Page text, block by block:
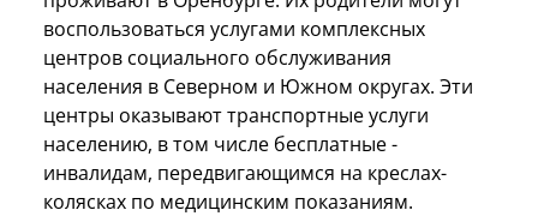
воспользоваться услугами комплексных
центров социального обслуживания
населения в Северном и Южном округах. Эти
центры оказывают транспортные услуги
населению, в том числе бесплатные -
инвалидам, передвигающимся на креслах-
колясках по медицинским показаниям.